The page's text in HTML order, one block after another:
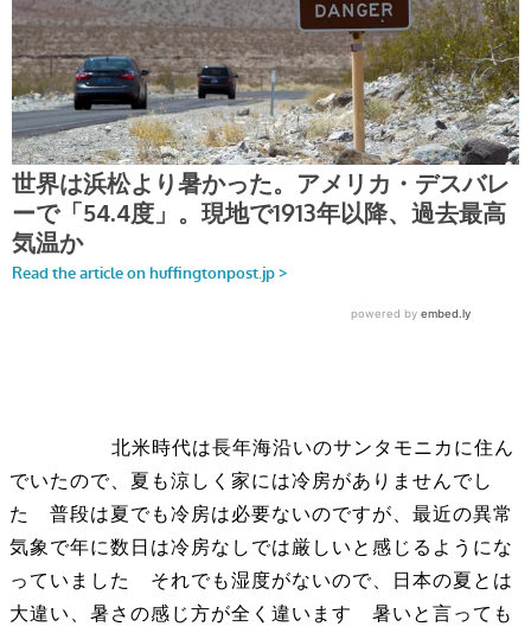
北米時代は長年海沿いのサンタモニカに住ん
でいたので、夏も涼しく家には冷房がありませんでし
た 普段は夏でも冷房は必要ないのですが、最近の異常
気象で年に数日は冷房なしでは厳しいと感じるようにな
っていました それでも湿度がないので、日本の夏とは
大違い、暑さの感じ方が全く違います 暑いと言っても